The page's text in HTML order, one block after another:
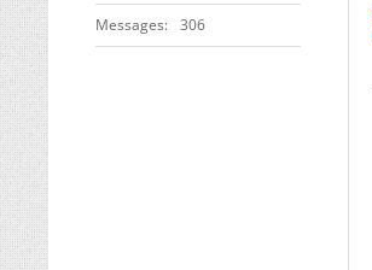
Messages 306